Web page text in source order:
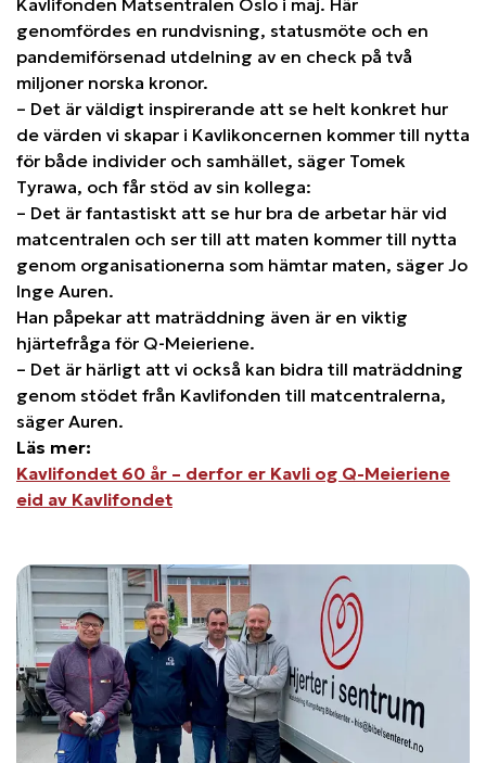
genomfördes en rundvisning, statusmöte och en
pandemiförsenad utdelning av en check på två
miljoner norska kronor.
– Det är väldigt inspirerande att se helt konkret hur
de värden vi skapar i Kavlikoncernen kommer till nytta
för både individer och samhället, säger Tomek
Tyrawa, och får stöd av sin kollega:
– Det är fantastiskt att se hur bra de arbetar här vid
matcentralen och ser till att maten kommer till nytta
genom organisationerna som hämtar maten, säger Jo
Inge Auren.
Han påpekar att maträddning även är en viktig
hjärtefråga för Q-Meieriene.
– Det är härligt att vi också kan bidra till maträddning
genom stödet från Kavlifonden till matcentralerna,
säger Auren.
Läs mer:
Kavlifondet 60 år – derfor er Kavli og Q-Meieriene
eid av Kavlifondet